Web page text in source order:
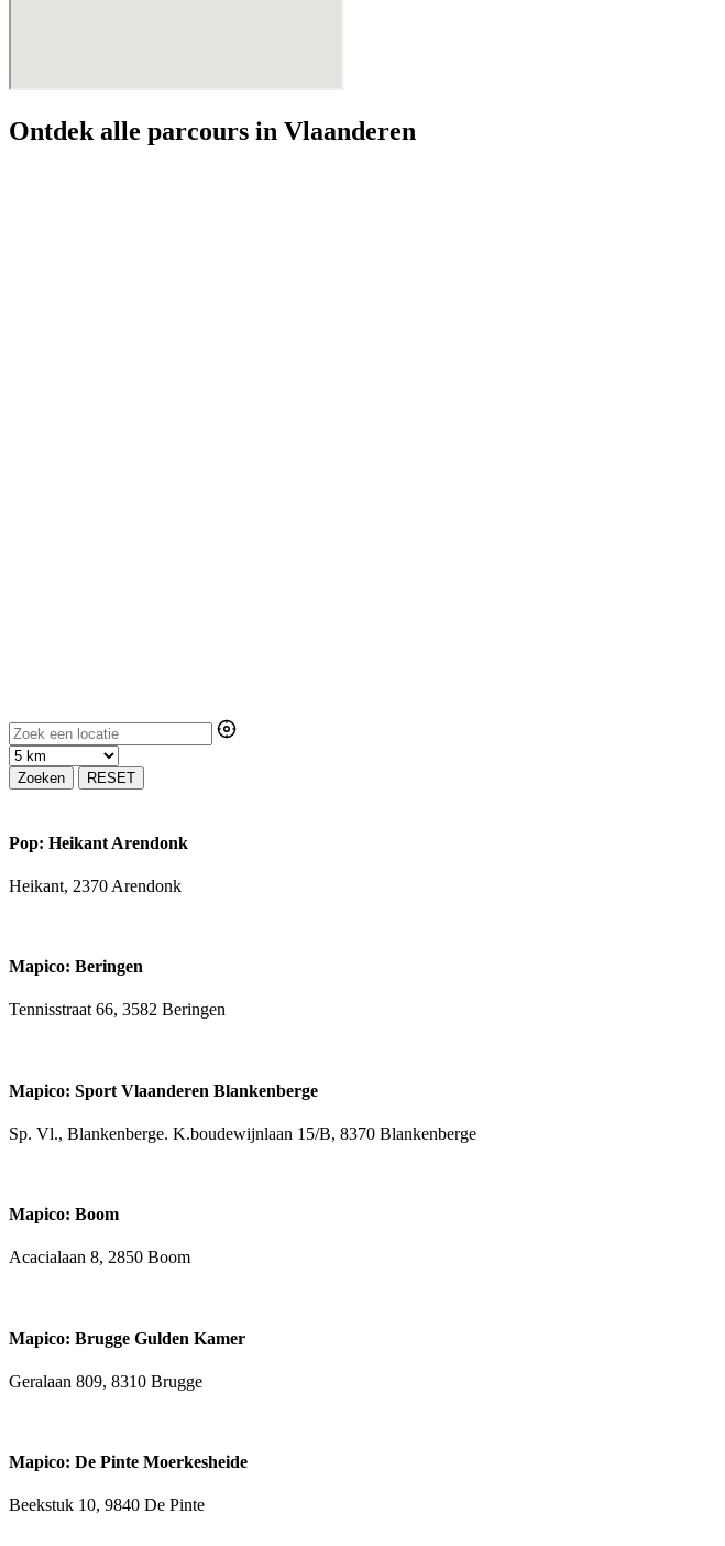
Ontdek alle parcours in Vlaanderen
Zoeken RESET
Pop: Heikant Arendonk
Heikant, 2370 Arendonk
Mapico: Beringen
Tennisstraat 66, 3582 Beringen
Mapico: Sport Vlaanderen Blankenberge
Sp. Vl., Blankenberge. K.boudewijnlaan 15/B, 8370 Blankenberge
Mapico: Boom
Acacialaan 8, 2850 Boom
Mapico: Brugge Gulden Kamer
Geralaan 809, 8310 Brugge
Mapico: De Pinte Moerkesheide
Beekstuk 10, 9840 De Pinte